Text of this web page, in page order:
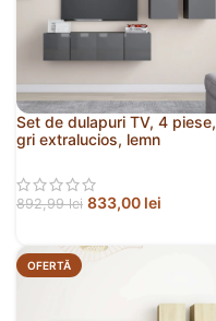
Set de dulapuri TV, 4 piese,
gri extralucios, lemn
892,99lei 833,00 lei
OFERTĂ